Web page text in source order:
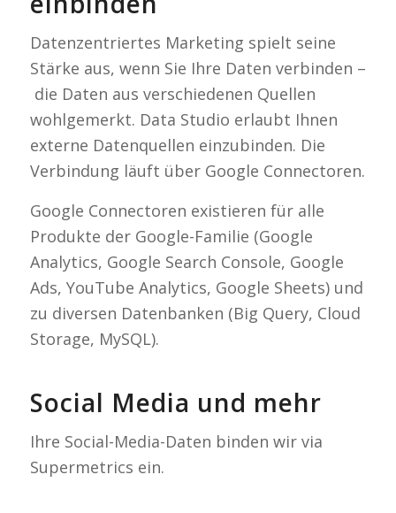
Datenzentriertes Marketing spielt seine
Stärke aus, wenn Sie Ihre Daten verbinden –
die Daten aus verschiedenen Quellen
wohlgemerkt. Data Studio erlaubt Ihnen
externe Datenquellen einzubinden. Die
Verbindung läuft über Google Connectoren.
Google Connectoren existieren für alle
Produkte der Google-Familie (Google
Analytics, Google Search Console, Google
Ads, YouTube Analytics, Google Sheets) und
zu diversen Datenbanken (Big Query, Cloud
Storage, MySQL).
Social Media und mehr
Ihre Social-Media-Daten binden wir via
Supermetrics ein.